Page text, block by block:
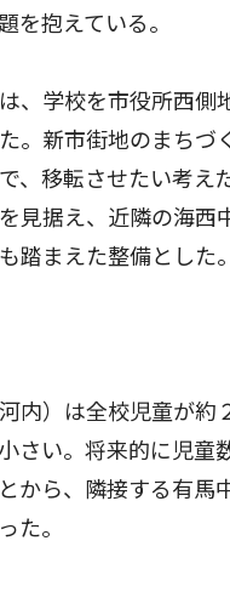
を抱えている。
、学校を市役所西側
。新市街地のまちづ
、移転させたい考え
見据え、近隣の海西
踏まえた整備とした。
内）は全校児童が約
さい。将来的に児童
から、隣接する有馬
た。